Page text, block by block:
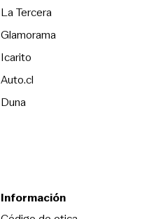
La TerceraOpens in new
Glamorama
Icarito
Auto.cl
DunaOpens in new window
Información